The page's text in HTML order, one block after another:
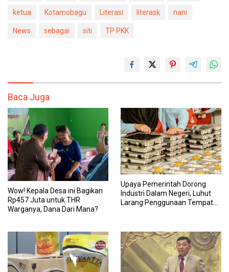
ketua Kotamobagu Literasi literask nani
News sebagai siti TP PKK
Baca Juga
Wow! Kepala Desa ini Bagikan
Rp457 Juta untuk THR
Warganya, Dana Dari Mana?
Upaya Pemerintah Dorong
Industri Dalam Negeri, Luhut
Larang Penggunaan Tempat